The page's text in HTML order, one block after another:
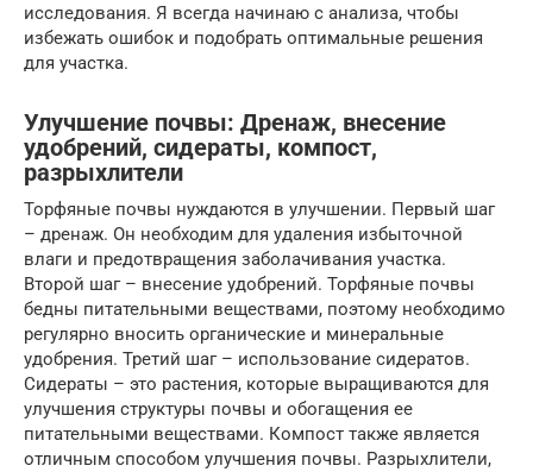
исследования. Я всегда начинаю с анализа, чтобы
избежать ошибок и подобрать оптимальные решения
для участка.
Улучшение почвы: Дренаж, внесение
удобрений, сидераты, компост,
разрыхлители
Торфяные почвы нуждаются в улучшении. Первый шаг
– дренаж. Он необходим для удаления избыточной
влаги и предотвращения заболачивания участка.
Второй шаг – внесение удобрений. Торфяные почвы
бедны питательными веществами, поэтому необходимо
регулярно вносить органические и минеральные
удобрения. Третий шаг – использование сидератов.
Сидераты – это растения, которые выращиваются для
улучшения структуры почвы и обогащения ее
питательными веществами. Компост также является
отличным способом улучшения почвы. Разрыхлители,